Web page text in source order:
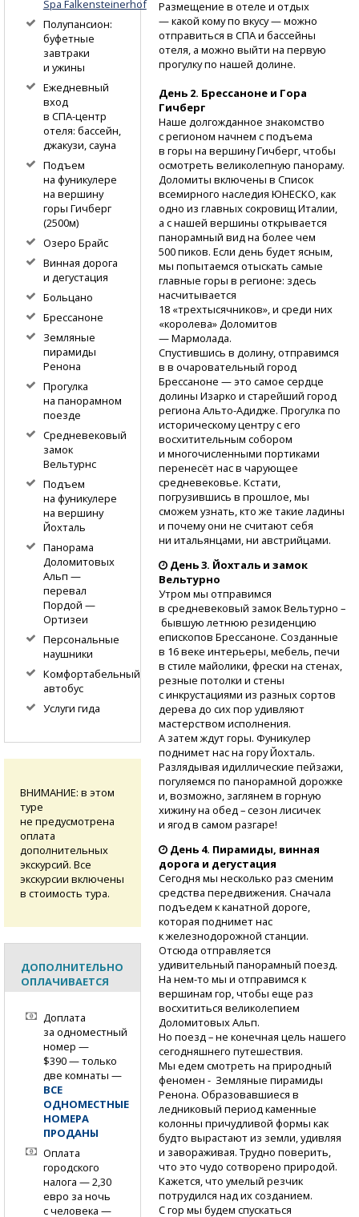
Размещение в отеле и отдых
— какой кому по вкусу — можно
отправиться в СПА и бассейны
отеля, а можно выйти на первую
прогулку по нашей долине.
День 2. Брессаноне и Гора
Гичберг
Наше долгожданное знакомство
с регионом начнем с подъема
в горы на вершину Гичберг, чтобы
осмотреть великолепную панораму.
Доломиты включены в Список
всемирного наследия ЮНЕСКО, как
одно из главных сокровищ Италии,
а с нашей вершины открывается
панорамный вид на более чем
500 пиков. Если день будет ясным,
мы попытаемся отыскать самые
главные горы в регионе: здесь
насчитывается
18 «трехтысячников», и среди них
«королева» Доломитов
— Мармолада.
Спустившись в долину, отправимся
в в очаровательный город
Брессаноне — это самое сердце
долины Изарко и старейший город
региона Альто-Адидже. Прогулка по
историческому центру с его
восхитительным собором
и многочисленными портиками
перенесёт нас в чарующее
средневековье. Кстати,
погрузившись в прошлое, мы
сможем узнать, кто же такие ладины
и почему они не считают себя
ни итальянцами, ни австрийцами.
День 3. Йохталь и замок
Вельтурно
Утром мы отправимся
в средневековый замок Вельтурно –
бывшую летнюю резиденцию
епископов Брессаноне. Созданные
в 16 веке интерьеры, мебель, печи
в стиле майолики, фрески на стенах,
резные потолки и стены
с инкрустациями из разных сортов
дерева до сих пор удивляют
мастерством исполнения.
А затем ждут горы. Фуникулер
поднимет нас на гору Йохталь.
Разлядывая идиллические пейзажи,
погуляемся по панорамной дорожке
и, возможно, заглянем в горную
хижину на обед – сезон лисичек
и ягод в самом разгаре!
День 4. Пирамиды, винная
дорога и дегустация
Сегодня мы несколько раз сменим
средства передвижения. Сначала
подъедем к канатной дороге,
которая поднимет нас
к железнодорожной станции.
Отсюда отправляется
удивительный панорамный поезд.
На нем-то мы и отправимся к
вершинам гор, чтобы еще раз
восхититься великолепием
Доломитовых Альп.
Но поезд – не конечная цель нашего
сегодняшнего путешествия.
Мы едем смотреть на природный
феномен - Земляные пирамиды
Ренона. Образовавшиеся в
ледниковый период каменные
колонны причудливой формы как
будто вырастают из земли, удивляя
и завораживая. Трудно поверить,
что это чудо сотворено природой.
Кажется, что умелый резчик
потрудился над их созданием.
С гор мы будем спускаться
Spa Falkensteinerhof
Полупансион:
буфетные
завтраки
и ужины
Ежедневный
вход
в СПА-центр
отеля: бассейн,
джакузи, сауна
Подъем
на фуникулере
на вершину
горы Гичберг
(2500м)
Озеро Брайс
Винная дорога
и дегустация
Больцано
Брессаноне
Земляные
пирамиды
Ренона
Прогулка
на панорамном
поезде
Средневековый
замок
Вельтурнс
Подъем
на фуникулере
на вершину
Йохталь
Панорама
Доломитовых
Альп —
перевал
Пордой —
Ортизеи
Персональные
наушники
Комфортабельный
автобус
Услуги гида
ВНИМАНИЕ: в этом
туре
не предусмотрена
оплата
дополнительных
экскурсий. Все
экскурсии включены
в стоимость тура.
ДОПОЛНИТЕЛЬНО
ОПЛАЧИВАЕТСЯ
Доплата
за одноместный
номер —
$390 — только
две комнаты —
ВСЕ
ОДНОМЕСТНЫЕ
НОМЕРА
ПРОДАНЫ
Оплата
городского
налога — 2,30
евро за ночь
с человека —